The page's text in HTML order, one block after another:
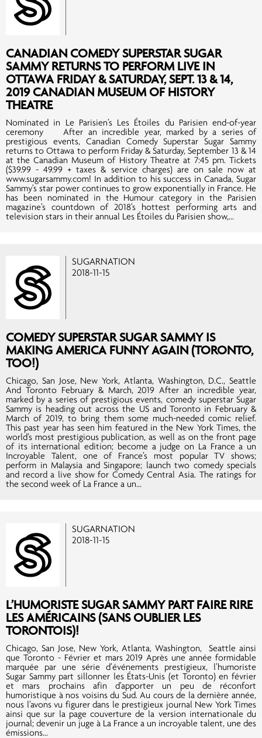
CANADIAN COMEDY SUPERSTAR SUGAR
SAMMY RETURNS TO PERFORM LIVE IN
OTTAWA FRIDAY & SATURDAY, SEPT. 13 & 14,
2019 CANADIAN MUSEUM OF HISTORY
THEATRE
Nominated in Le Parisien’s Les Étoiles du Parisien end-of-year
ceremony After an incredible year, marked by a series of
prestigious events, Canadian Comedy Superstar Sugar Sammy
returns to Ottawa to perform Friday & Saturday, September 13 & 14
at the Canadian Museum of History Theatre at 7:45 pm. Tickets
($39.99 - 49.99 + taxes & service charges) are on sale now at
www.sugarsammy.com! In addition to his success in Canada, Sugar
Sammy’s star power continues to grow exponentially in France. He
has been nominated in the Humour category in the Parisien
magazine’s countdown of 2018’s hottest performing arts and
television stars in their annual Les Étoiles du Parisien show,...
SUGARNATION
2018-11-15
COMEDY SUPERSTAR SUGAR SAMMY IS
MAKING AMERICA FUNNY AGAIN (TORONTO,
TOO!)
Chicago, San Jose, New York, Atlanta, Washington, D.C., Seattle
And Toronto February & March, 2019 After an incredible year,
marked by a series of prestigious events, comedy superstar Sugar
Sammy is heading out across the US and Toronto in February &
March of 2019, to bring them some much-needed comic relief.
This past year has seen him featured in the New York Times, the
world’s most prestigious publication, as well as on the front page
of its international edition; become a judge on La France a un
Incroyable Talent, one of France’s most popular TV shows;
perform in Malaysia and Singapore; launch two comedy specials
and record a live show for Comedy Central Asia. The ratings for
the second week of La France a un...
SUGARNATION
2018-11-15
L’HUMORISTE SUGAR SAMMY PART FAIRE RIRE
LES AMÉRICAINS (SANS OUBLIER LES
TORONTOIS)!
Chicago, San Jose, New York, Atlanta, Washington, Seattle ainsi
que Toronto - Février et mars 2019 Après une année formidable
marquée par une série d’événements prestigieux, l’humoriste
Sugar Sammy part sillonner les États-Unis (et Toronto) en février
et mars prochains afin d’apporter un peu de réconfort
humoristique à nos voisins du Sud. Au cours de la dernière année,
nous l’avons vu figurer dans le prestigieux journal New York Times
ainsi que sur la page couverture de la version internationale du
journal; devenir un juge à La France a un incroyable talent, une des
émissions...